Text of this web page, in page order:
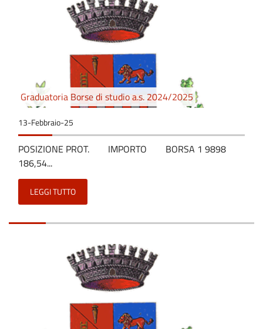
Graduatoria Borse di studio a.s. 2024/2025
13-Febbraio-25
POSIZIONE PROT. IMPORTO BORSA 1 9898
186,54...
LEGGI TUTTO